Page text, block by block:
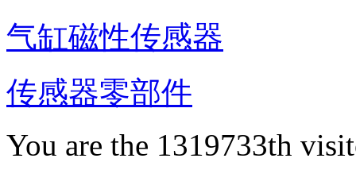
气缸磁性传感器
传感器零部件
You are the 1319733th